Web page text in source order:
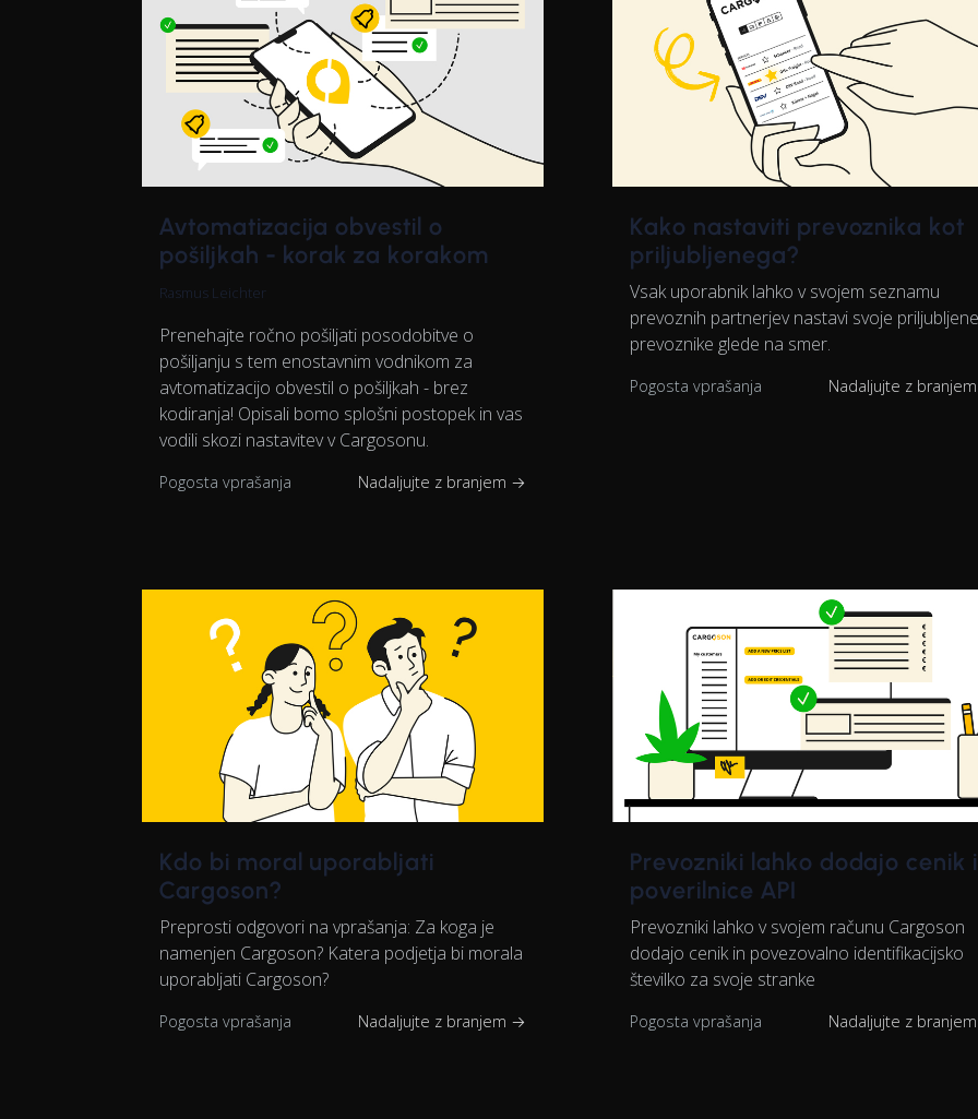
Avtomatizacija obvestil o
pošiljkah - korak za korakom
Rasmus Leichter
Prenehajte ročno pošiljati posodobitve o
pošiljanju s tem enostavnim vodnikom za
avtomatizacijo obvestil o pošiljkah - brez
kodiranja! Opisali bomo splošni postopek in vas
vodili skozi nastavitev v Cargosonu.
Pogosta vprašanja Nadaljujte z branjem →
Kako nastaviti prevoznika kot
priljubljenega?
Vsak uporabnik lahko v svojem seznamu
prevoznih partnerjev nastavi svoje priljubljene
prevoznike glede na smer.
Pogosta vprašanja Nadaljujte z
Kdo bi moral uporabljati
Cargoson?
Preprosti odgovori na vprašanja: Za koga je
namenjen Cargoson? Katera podjetja bi morala
uporabljati Cargoson?
Pogosta vprašanja Nadaljujte z branjem →
Prevozniki lahko dodajo cenik
poverilnice API
Prevozniki lahko v svojem računu Cargoson
dodajo cenik in povezovalno identifikacijsko
številko za svoje stranke
Pogosta vprašanja Nadaljujte z